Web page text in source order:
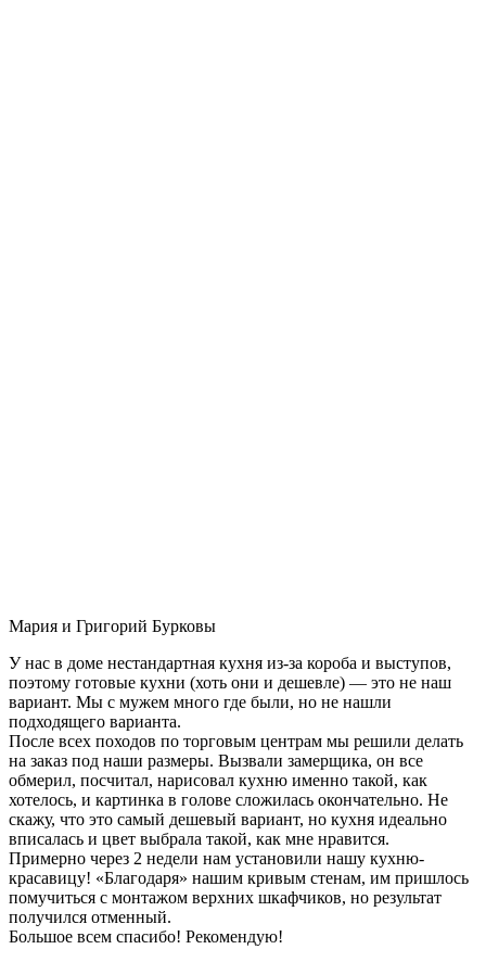
Мария и Григорий Бурковы
У нас в доме нестандартная кухня из-за короба и выступов,
поэтому готовые кухни (хоть они и дешевле) — это не наш
вариант. Мы с мужем много где были, но не нашли
подходящего варианта.
После всех походов по торговым центрам мы решили делать
на заказ под наши размеры. Вызвали замерщика, он все
обмерил, посчитал, нарисовал кухню именно такой, как
хотелось, и картинка в голове сложилась окончательно. Не
скажу, что это самый дешевый вариант, но кухня идеально
вписалась и цвет выбрала такой, как мне нравится.
Примерно через 2 недели нам установили нашу кухню-
красавицу! «Благодаря» нашим кривым стенам, им пришлось
помучиться с монтажом верхних шкафчиков, но результат
получился отменный.
Большое всем спасибо! Рекомендую!